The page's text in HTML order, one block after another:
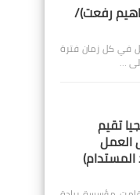
رفعت)/
في كل زمان فترة
…
تقيم
المستدام)